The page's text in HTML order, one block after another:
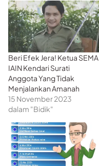
Beri Efek Jera! Ketua SEMA
IAIN Kendari Surati
Anggota Yang Tidak
Menjalankan Amanah
15 November 2023
dalam "Bidik"